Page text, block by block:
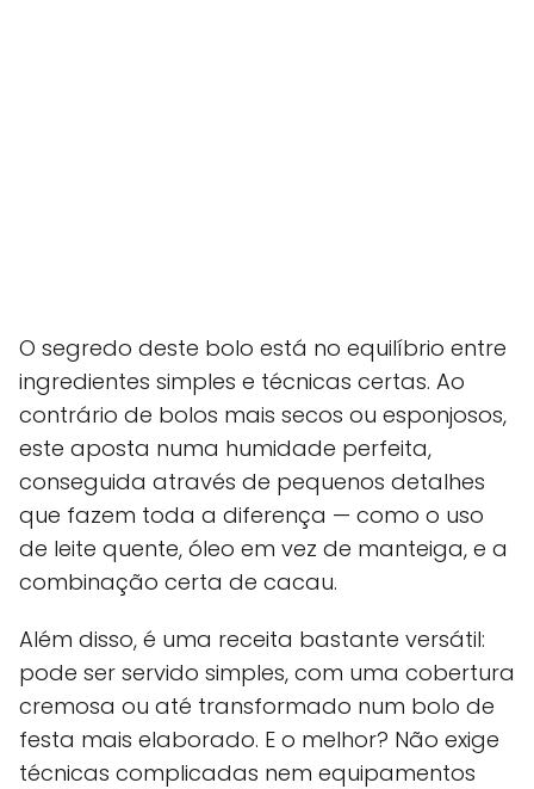
O segredo deste bolo está no equilíbrio entre
ingredientes simples e técnicas certas. Ao
contrário de bolos mais secos ou esponjosos,
este aposta numa humidade perfeita,
conseguida através de pequenos detalhes
que fazem toda a diferença — como o uso
de leite quente, óleo em vez de manteiga, e a
combinação certa de cacau.
Além disso, é uma receita bastante versátil:
pode ser servido simples, com uma cobertura
cremosa ou até transformado num bolo de
festa mais elaborado. E o melhor? Não exige
técnicas complicadas nem equipamentos